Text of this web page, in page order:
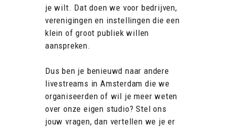
je wilt. Dat doen we voor bedrijven,
verenigingen en instellingen die een
klein of groot publiek willen
aanspreken.
Dus ben je benieuwd naar andere
livestreams in Amsterdam die we
organiseerden of wil je meer weten
over onze eigen studio? Stel ons
jouw vragen, dan vertellen we je er